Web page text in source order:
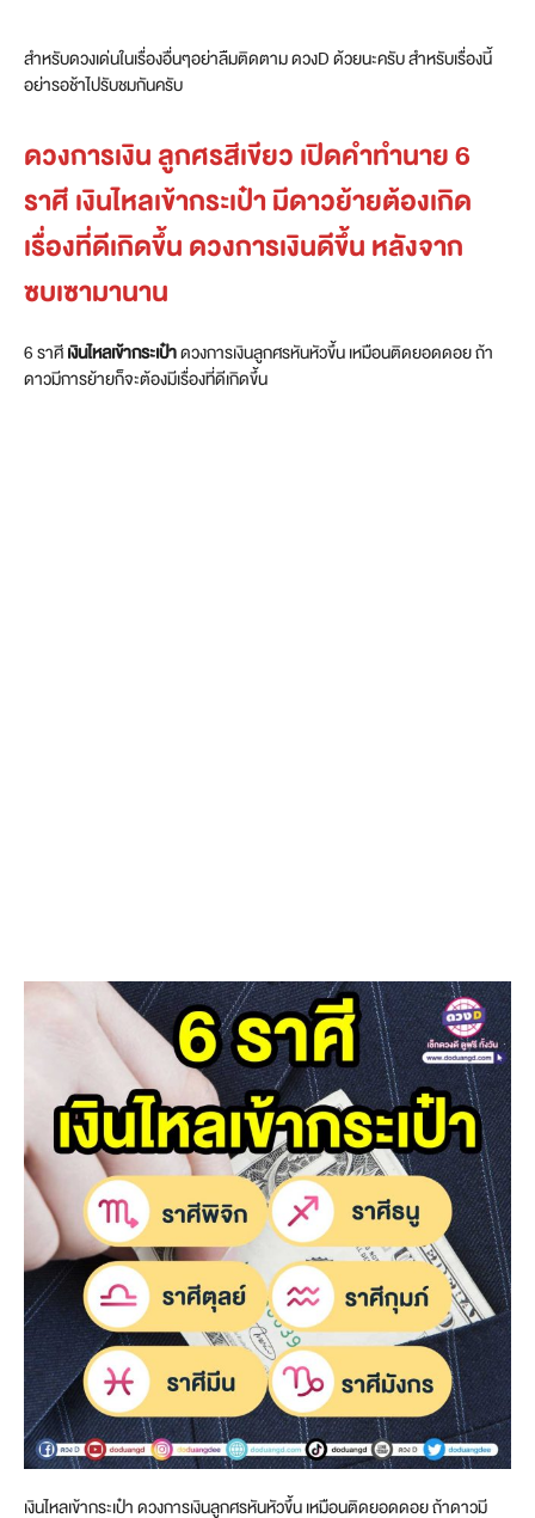
สำหรับดวงเด่นในเรื่องอื่นๆอย่าลืมติดตาม ดวงD ด้วยนะครับ สำหรับเรื่องนี้
อย่ารอช้าไปรับชมกันครับ
ดวงการเงิน ลูกศรสีเขียว เปิดคำทำนาย 6
ราศี เงินไหลเข้ากระเป๋า มีดาวย้ายต้องเกิด
เรื่องที่ดีเกิดขึ้น ดวงการเงินดีขึ้น หลังจาก
ซบเซามานาน
6 ราศีเงินไหลเข้ากระเป๋าดวงการเงินลูกศรหันหัวขึ้น เหมือนติดยอดดอย ถ้า
ดาวมีการย้ายก็จะต้องมีเรื่องที่ดีเกิดขึ้น
เงินไหลเข้ากระเป๋า ดวงการเงินลูกศรหันหัวขึ้น เหมือนติดยอดดอย ถ้าดาวมี